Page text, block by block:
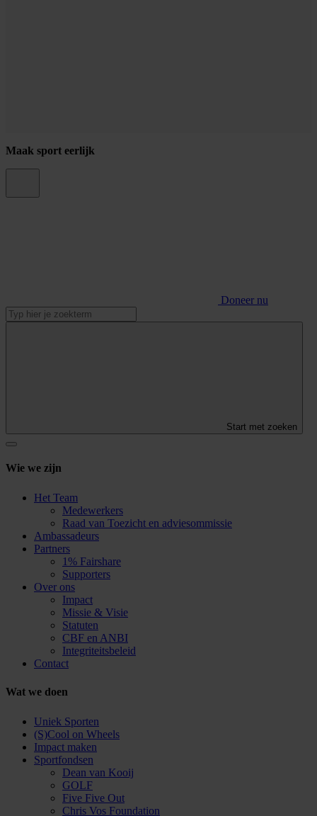
Maak sport eerlijk
Doneer nu
Start met zoeken
Wie we zijn
Het Team
Medewerkers
Raad van Toezicht en adviesommissie
Ambassadeurs
Partners
1% Fairshare
Supporters
Over ons
Impact
Missie & Visie
Statuten
CBF en ANBI
Integriteitsbeleid
Contact
Wat we doen
Uniek Sporten
(S)Cool on Wheels
Impact maken
Sportfondsen
Dean van Kooij
GOLF
Five Five Out
Chris Vos Foundation